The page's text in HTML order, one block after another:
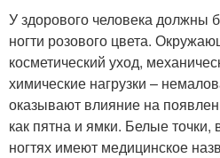
У здорового человека должны
ногти розового цвета.
косметический уход,
химические нагрузки –
оказывают влияние на
как пятна и ямки. Белые
ногтях имеют медицинское